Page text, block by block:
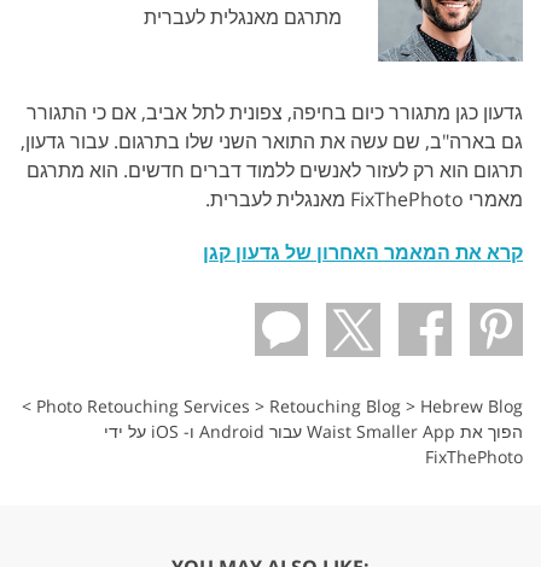
מתרגם מאנגלית לעברית
גדעון כגן מתגורר כיום בחיפה, צפונית לתל אביב, אם כי התגורר
גם בארה"ב, שם עשה את התואר השני שלו בתרגום. עבור גדעון,
תרגום הוא רק לעזור לאנשים ללמוד דברים חדשים. הוא מתרגם
מאמרי FixThePhoto מאנגלית לעברית.
קרא את המאמר האחרון של גדעון קגן
Photo Retouching Services > Retouching Blog > Hebrew Blog
>
הפוך את Waist Smaller App עבור Android ו- iOS על ידי
FixThePhoto